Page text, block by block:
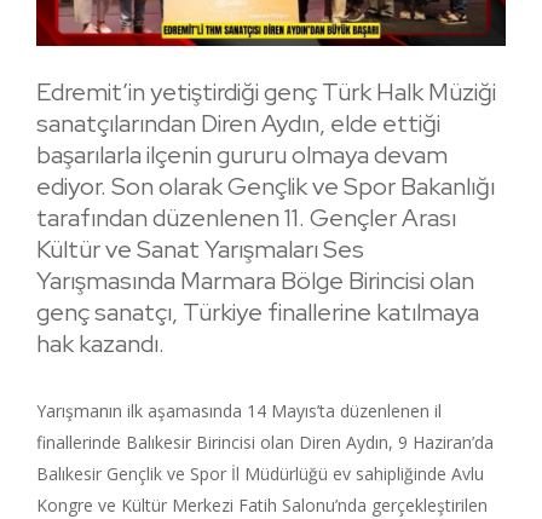
Edremit’in yetiştirdiği genç Türk Halk Müziği
sanatçılarından Diren Aydın, elde ettiği
başarılarla ilçenin gururu olmaya devam
ediyor. Son olarak Gençlik ve Spor Bakanlığı
tarafından düzenlenen 11. Gençler Arası
Kültür ve Sanat Yarışmaları Ses
Yarışmasında Marmara Bölge Birincisi olan
genç sanatçı, Türkiye finallerine katılmaya
hak kazandı.
Yarışmanın ilk aşamasında 14 Mayıs’ta düzenlenen il
finallerinde Balıkesir Birincisi olan Diren Aydın, 9 Haziran’da
Balıkesir Gençlik ve Spor İl Müdürlüğü ev sahipliğinde Avlu
Kongre ve Kültür Merkezi Fatih Salonu’nda gerçekleştirilen